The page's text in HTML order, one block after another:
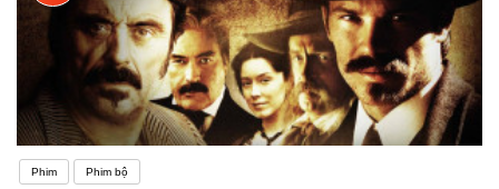
Phim Phim bộ